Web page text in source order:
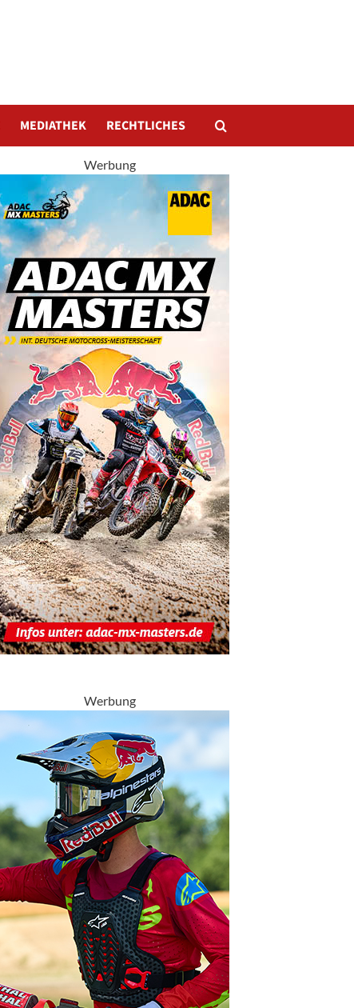
MEDIATHEK RECHTLICHES
Werbung
Werbung